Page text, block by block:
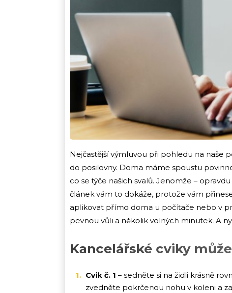
Nejčastější výmluvou při pohledu na naše
do posilovny. Doma máme spoustu
co se týče našich svalů. Jenomže –
článek vám to dokáže, protože vám
aplikovat přímo doma u počítače nebo v
pevnou vůli a několik volných minutek. A
Kancelářské cviky
Cvik č. 1 – sedněte si na židli krásně
zvedněte pokrčenou nohu v koleni a